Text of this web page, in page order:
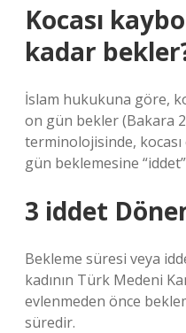
Kocası
kadar
İslam hukukuna göre,
on gün bekler (Bakara
terminolojisinde,
gün beklemesine
3 iddet
Bekleme süresi veya
kadının Türk Medeni
evlenmeden önce
süredir.